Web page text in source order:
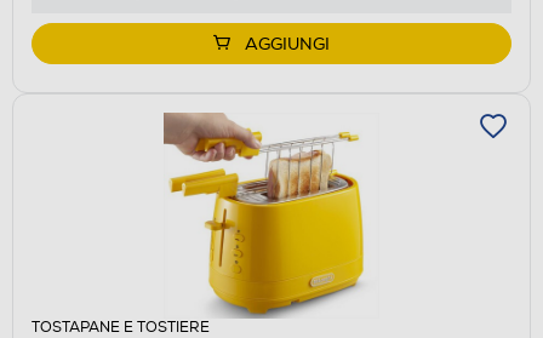
AGGIUNGI
TOSTAPANE E TOSTIERE